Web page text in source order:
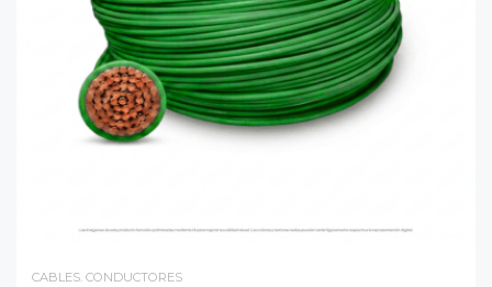
CABLES. CONDUCTORES